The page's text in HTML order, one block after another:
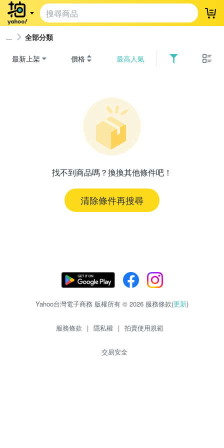
登
全部分類
最新上架 價格 最高人氣
找不到商品嗎？換換其他條件吧！
清除條件再搜尋
Yahoo台灣電子商務 版權所有 © 2026 服務條款(更新)
服務條款 | 隱私權 | 拍賣使用規範
交易安全